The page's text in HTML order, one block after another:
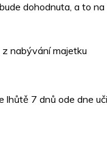
dohodnuta, a to
nabývání majetku
7 dnů ode dne